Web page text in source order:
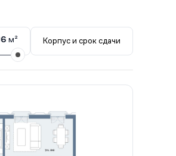
м² Корпус и срок сдачи